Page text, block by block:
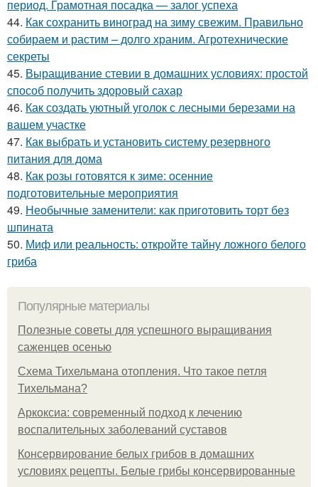
период. Грамотная посадка — залог успеха
44. Как сохранить виноград на зиму свежим. Правильно
собираем и растим – долго храним. Агротехнические
секреты
45. Выращивание стевии в домашних условиях: простой
способ получить здоровый сахар
46. Как создать уютный уголок с лесными березами на
вашем участке
47. Как выбрать и установить систему резервного
питания для дома
48. Как розы готовятся к зиме: осенние
подготовительные мероприятия
49. Необычные заменители: как приготовить торт без
шпината
50. Миф или реальность: откройте тайну ложного белого
гриба
Популярные материалы
Полезные советы для успешного выращивания
саженцев осенью
Схема Тихельмана отопления. Что такое петля
Тихельмана?
Аркоксиа: современный подход к лечению
воспалительных заболеваний суставов
Консервирование белых грибов в домашних
условиях рецепты. Белые грибы консервированные